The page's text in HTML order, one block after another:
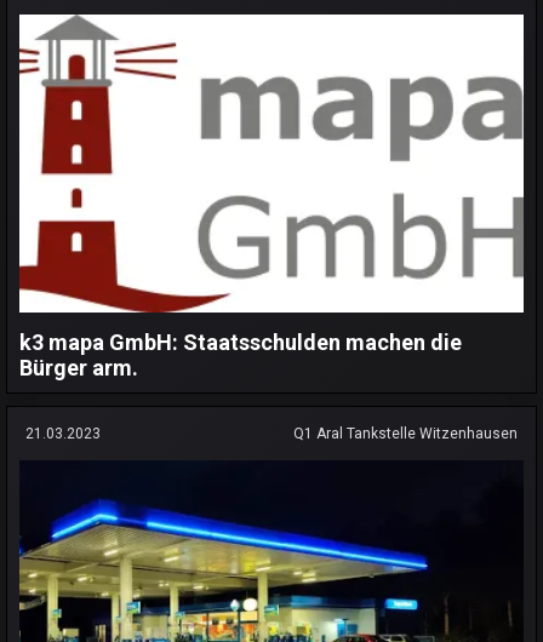
k3 mapa GmbH: Staatsschulden machen die
Bürger arm.
21.03.2023 Q1 Aral Tankstelle Witzenhausen